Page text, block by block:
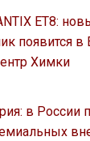
ET8:
появится в
Химки
в России